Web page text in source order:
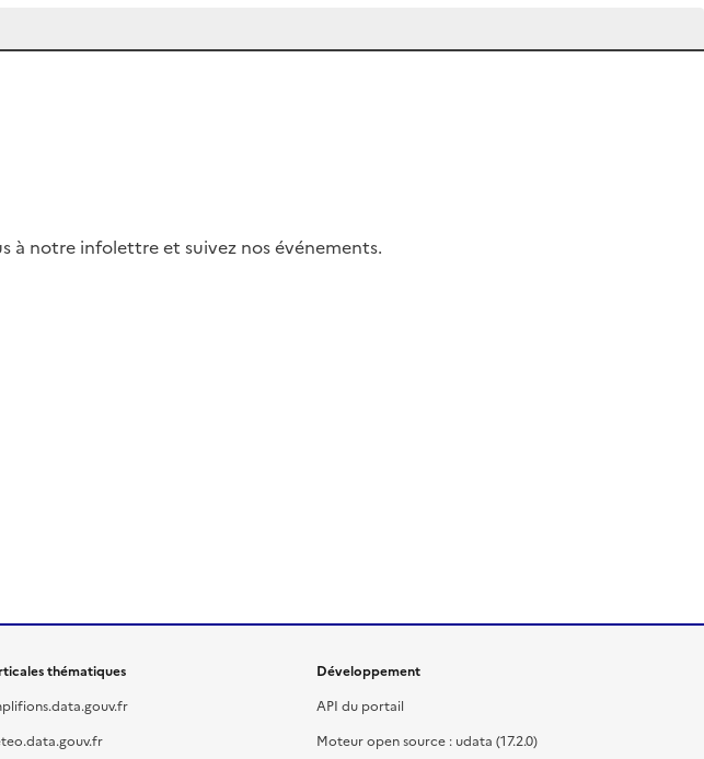
à notre infolettre et suivez nos événements.
thématiques
Développement
API du portail
Moteur open source : udata (17.2.0)